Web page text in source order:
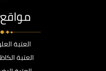
العتبة
العتبة